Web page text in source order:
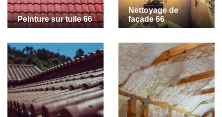
Peinture sur tuile 66
Nettoyage de
façade 66